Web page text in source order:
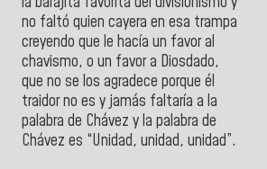
no faltó quien cayera en esa trampa
creyendo que le hacía un favor al
chavismo, o un favor a Diosdado,
que no se los agradece porque él
traidor no es y jamás faltaría a la
palabra de Chávez y la palabra de
Chávez es “Unidad, unidad, unidad”.